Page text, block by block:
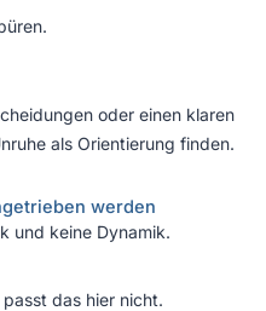
oder einen klaren
als Orientierung finden.
werden
und keine Dynamik.
das hier nicht.